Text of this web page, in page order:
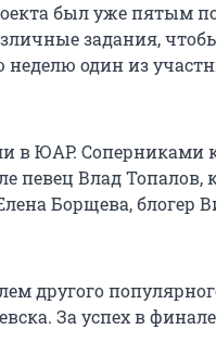
был уже пятым по
задания,
один из
в ЮАР. Соперниками
певец Влад
Борщева, блогер
другого
За успех в